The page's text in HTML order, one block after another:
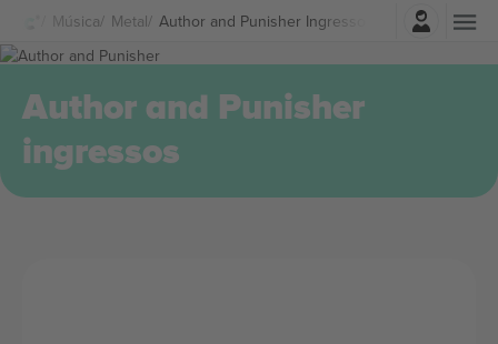
Música Metal Author and Punisher Ingressos
Entrar
Author and Punisher
ingressos